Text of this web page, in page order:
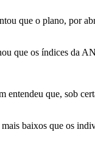
que o plano, por
que os índices da
que, sob
baixos que os